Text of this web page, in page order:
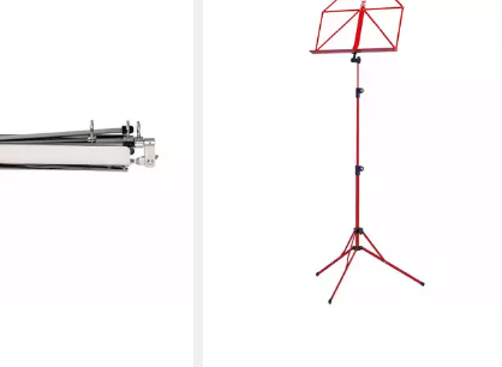
KÖNIG & MEYER
Notenpult, (Stative & Halter,
Notenständer), 100/5 Notenpult rot -